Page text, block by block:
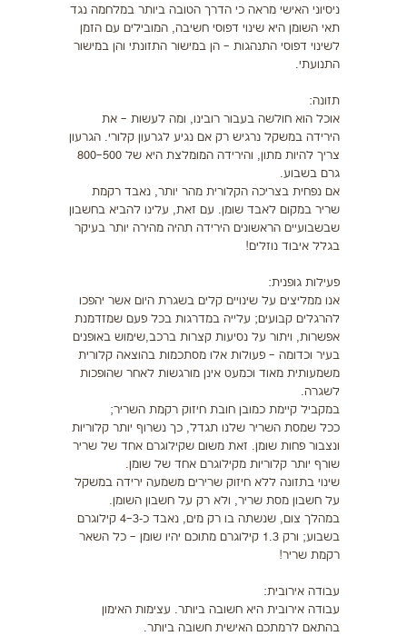
ניסיוני האישי מראה כי הדרך הטובה ביותר במלחמה נגד
תאי השומן היא שינוי דפוסי חשיבה, המובילים עם הזמן
לשינוי דפוסי התנהגות – הן במישור התזונתי והן במישור
התנועתי.
תזונה:
אוכל הוא חולשה בעבור רובינו, ומה לעשות – את
הירידה במשקל נרגיש רק אם נגיע לגרעון קלורי. הגרעון
צריך להיות מתון, והירידה המומלצת היא של 500–800
גרם בשבוע.
אם נפחית בצריכה הקלורית מהר יותר, נאבד רקמת
שריר במקום לאבד שומן. עם זאת, עלינו להביא בחשבון
שבשבועיים הראשונים הירידה תהיה מהירה יותר בעיקר
בגלל איבוד נוזלים!
פעילות גופנית:
אנו ממליצים על שינויים קלים בשגרת היום אשר יהפכו
להרגלים קבועים; עלייה במדרגות בכל פעם שמזדמנת
אפשרות, ויתור על נסיעות קצרות ברכב,שימוש באופנים
בעיר וכדומה – פעולות אלו מסתכמות בהוצאה קלורית
משמעותית מאוד וכמעט אינן מורגשות לאחר שהופכות
לשגרה.
במקביל קיימת כמובן חובת חיזוק רקמת השריר;
ככל שמסת השריר שלנו תגדל, כך נשרוף יותר קלוריות
ונצבור פחות שומן. זאת משום שקילוגרם אחד של שריר
שורף יותר קלוריות מקילוגרם אחד של שומן.
שינוי בתזונה ללא חיזוק שרירים משמעה ירידה במשקל
על חשבון מסת שריר, ולא רק על חשבון השומן.
במהלך צום, שנשתה בו רק מים, נאבד כ-3–4 קילוגרם
בשבוע; ורק 1.3 קילוגרם מתוכם יהיו שומן – כל השאר
רקמת שריר!
עבודה אירובית:
עבודה אירובית היא חשובה ביותר. עצימות האימון
בהתאם לרמתכם האישית חשובה ביותר.